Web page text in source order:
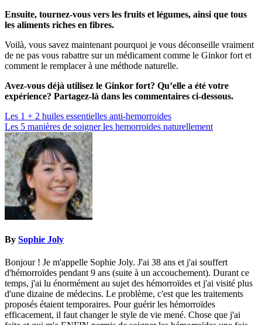
Ensuite, tournez-vous vers les fruits et légumes, ainsi que tous
les aliments riches en fibres.
Voilà, vous savez maintenant pourquoi je vous déconseille vraiment
de ne pas vous rabattre sur un médicament comme le Ginkor fort et
comment le remplacer à une méthode naturelle.
Avez-vous déjà utilisez le Ginkor fort? Qu’elle a été votre
expérience? Partagez-là dans les commentaires ci-dessous.
Navigation
de
l’article
Les 1 + 2 huiles essentielles anti-hemorroides
Les 5 manières de soigner les hemorroides naturellement
By Sophie Joly
Bonjour ! Je m'appelle Sophie Joly. J'ai 38 ans et j'ai souffert
d'hémorroïdes pendant 9 ans (suite à un accouchement). Durant ce
temps, j'ai lu énormément au sujet des hémorroïdes et j'ai visité plus
d'une dizaine de médecins. Le problème, c'est que les traitements
proposés étaient temporaires. Pour guérir les hémorroïdes
efficacement, il faut changer le style de vie mené. Chose que j'ai